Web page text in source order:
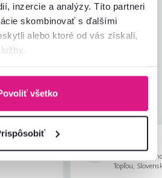
inzercie a analýzy. Títo partneri
skombinovať s ďalšími
alebo ktoré od vás získali,
všetko
montáže
4,6
výrobku
hodnoty a ceny
A
18.7.2023,
Topľou,